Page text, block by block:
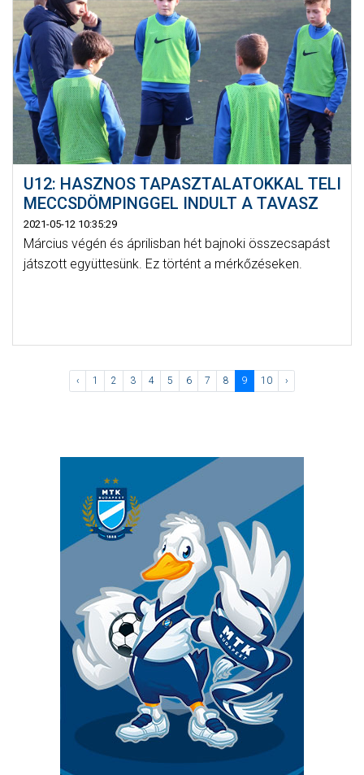
U12: HASZNOS TAPASZTALATOKKAL TELI
MECCSDÖMPINGGEL INDULT A TAVASZ
2021-05-12 10:35:29
Március végén és áprilisban hét bajnoki összecsapást
játszott együttesünk. Ez történt a mérkőzéseken.
‹ 1 2 3 4 5 6 7 8 9 10 ›